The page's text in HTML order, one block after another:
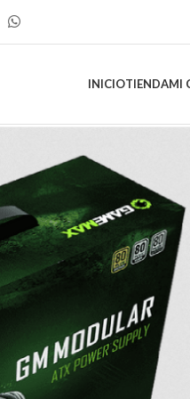
INICIOTIENDAMI